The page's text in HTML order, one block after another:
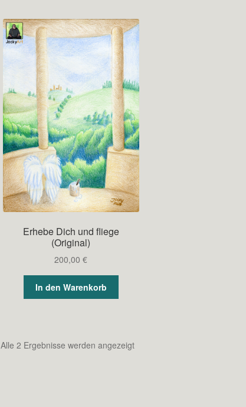
Erhebe Dich und fliege
(Original)
200,00€
In den Warenkorb
Alle 2 Ergebnisse werden angezeigtNach